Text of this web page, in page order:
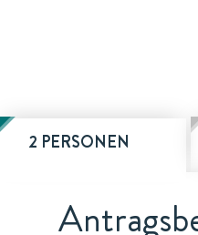
2 PERSONEN